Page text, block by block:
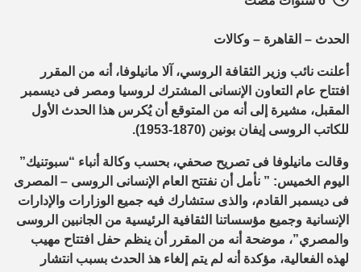
الحدث – القاهرة – وكالات
أعلنت نائب وزير الثقافة الروسي، آلا مانيلوفا، أنه من المقرر
افتتاح عام التعاون الإنسانى المشترك لروسيا ومصر فى ديسمبر
المقبل، مشيرة إلى أنه من المتوقع أن يُكرس هذا الحدث الأول
للكاتب الروسى إيفان بونين (1870-1953).
وقالت مانيلوفا فى تصريح صحفي، بحسب وكالة أنباء “سبوتنيك”
اليوم الخميس: ” نأمل أن نفتتح العام الإنسانى الروسى – المصرى
فى ديسمبر القادم، والذى ستشارك فيه جميع الوزارات والإدارات
الإنسانية وجميع مؤسساتنا الثقافية الرئيسية من الجانبين الروسى
والمصري”، موضحة أنه من المقرر أن ينظم حفل افتتاح مهيب
لهذه الفعالية، مؤكدة أنه لم يتم إلغاء هذ الحدث بسبب انتشار